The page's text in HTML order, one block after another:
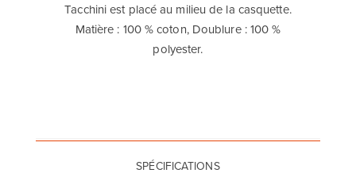
Tacchini est placé au milieu de la casquette.
Matière : 100 % coton, Doublure : 100 %
polyester.
SPÉCIFICATIONS